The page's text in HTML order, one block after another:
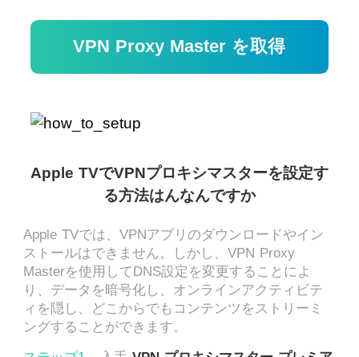
VPN Proxy Master を取得
Apple TVでVPNプロキシマスターを設定す
る方法はんなんですか
Apple TVでは、VPNアプリのダウンロードやイン
ストールはできません。しかし、VPN Proxy
Masterを使用してDNS設定を変更することによ
り、データを暗号化し、オンラインアクティビテ
ィを隠し、どこからでもコンテンツをストリーミ
ングすることができます。